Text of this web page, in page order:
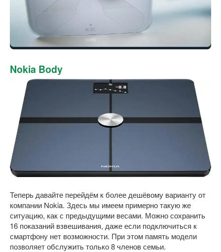
Nokia Body
Теперь давайте перейдём к более дешёвому варианту от
компании Nokia. Здесь мы имеем примерно такую же
ситуацию, как с предыдущими весами. Можно сохранить
16 показаний взвешивания, даже если подключиться к
смартфону нет возможности. При этом память модели
позволяет обслужить только 8 членов семьи.